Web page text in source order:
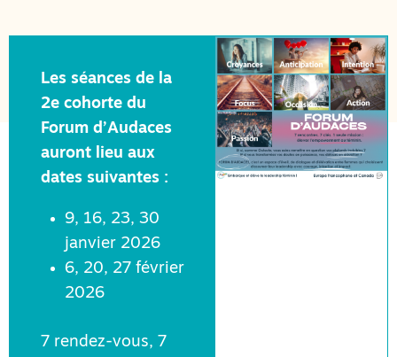
Les séances de la
2e cohorte du
Forum d’Audaces
auront lieu aux
dates suivantes :
9, 16, 23, 30
janvier 2026
6, 20, 27 février
2026
7 rendez-vous, 7